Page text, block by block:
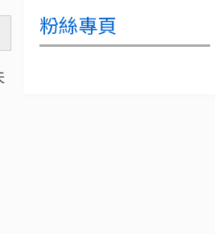
粉絲專頁